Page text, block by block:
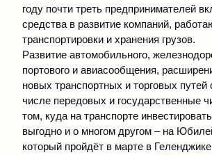
году почти треть предпринимателей
средства в развитие компаний,
транспортировки и хранения грузов.
Развитие автомобильного,
портового и авиасообщения,
новых транспортных и торговых путей
числе передовых и государственные
том, куда на транспорте
выгодно и о многом другом – на
который пройдёт в марте в